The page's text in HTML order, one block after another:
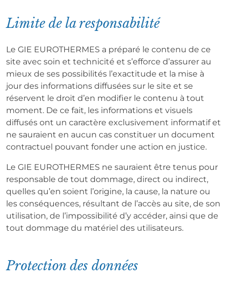
Limite de la responsabilité
Le GIE EUROTHERMES a préparé le contenu de ce
site avec soin et technicité et s’efforce d’assurer au
mieux de ses possibilités l’exactitude et la mise à
jour des informations diffusées sur le site et se
réservent le droit d’en modifier le contenu à tout
moment. De ce fait, les informations et visuels
diffusés ont un caractère exclusivement informatif et
ne sauraient en aucun cas constituer un document
contractuel pouvant fonder une action en justice.
Le GIE EUROTHERMES ne sauraient être tenus pour
responsable de tout dommage, direct ou indirect,
quelles qu’en soient l’origine, la cause, la nature ou
les conséquences, résultant de l’accès au site, de son
utilisation, de l’impossibilité d’y accéder, ainsi que de
tout dommage du matériel des utilisateurs.
Protection des données